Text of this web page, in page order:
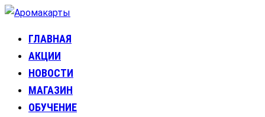
Перейти
содержимому
Аромакарты
Психологические эфирные карты • Аромапсихология
ГЛАВНАЯ
АКЦИИ
НОВОСТИ
МАГАЗИН
ОБУЧЕНИЕ